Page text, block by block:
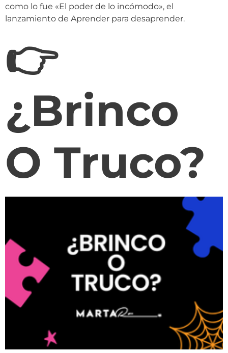
como lo fue «El poder de lo incómodo», el
lanzamiento de Aprender para desaprender.
👉
¿Brinco
O Truco?